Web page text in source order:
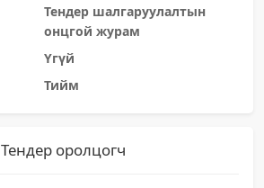
Тендер шалгаруулалтын
онцгой журам
Үгүй
Тийм
Тендер оролцогч